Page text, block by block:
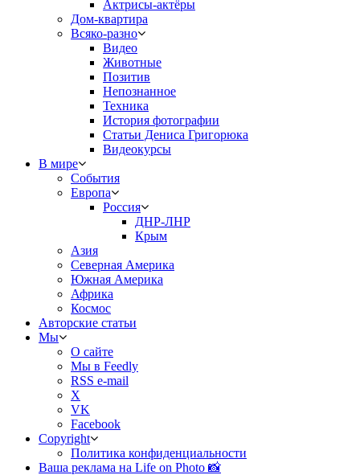
Актрисы-актёры
Дом-квартира
Всяко-разно
Видео
Животные
Позитив
Непознанное
Техника
История фотографии
Статьи Дениса Григорюка
Видеокурсы
В мире
События
Европа
Россия
ДНР-ЛНР
Крым
Азия
Северная Америка
Южная Америка
Африка
Космос
Авторские статьи
Мы
О сайте
Мы в Feedly
RSS e-mail
X
VK
Facebook
Copyright
Политика конфиденциальности
Ваша реклама на Life on Photo 📸